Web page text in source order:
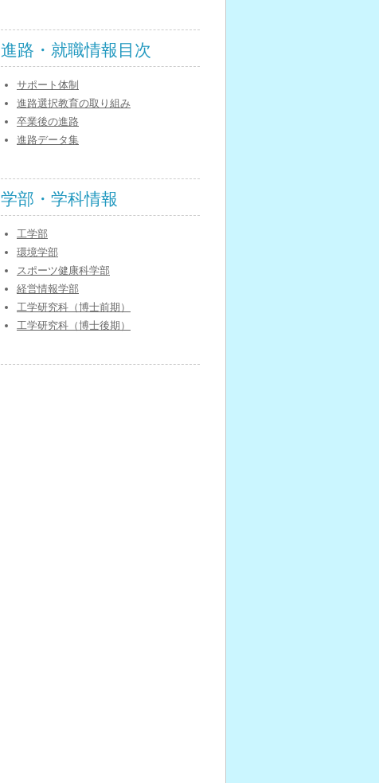
進路・就職情報目次
サポート体制
進路選択教育の取り組み
卒業後の進路
進路データ集
学部・学科情報
工学部
環境学部
スポーツ健康科学部
経営情報学部
工学研究科（博士前期）
工学研究科（博士後期）